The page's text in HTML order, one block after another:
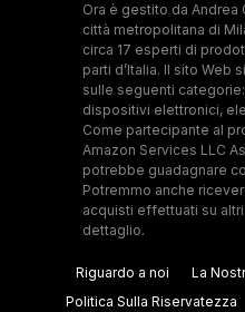
Ora è gestito da Andrea
città metropolitana di
circa 17 esperti di
parti d’Italia. Il sito Web
sulle seguenti
dispositivi elettronici,
Come partecipante al
Amazon Services LLC
potrebbe guadagnare
Potremmo anche
acquisti effettuati su
dettaglio.
Riguardo a noi La
Politica Sulla Riservatezza